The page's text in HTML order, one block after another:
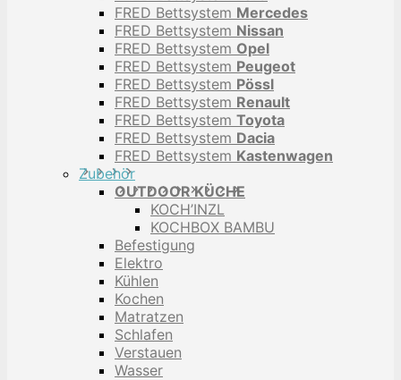
FRED Bettsystem Mercedes
FRED Bettsystem Nissan
FRED Bettsystem Opel
FRED Bettsystem Peugeot
FRED Bettsystem Pössl
FRED Bettsystem Renault
FRED Bettsystem Toyota
FRED Bettsystem Dacia
FRED Bettsystem Kastenwagen
Zubehör
OUTDOOR KÜCHE
KOCH’INZL
KOCHBOX BAMBU
Befestigung
Elektro
Kühlen
Kochen
Matratzen
Schlafen
Verstauen
Wasser